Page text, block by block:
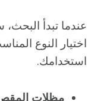
عندما تبدأ
اختيار النوع
استخدامك.
مظلات